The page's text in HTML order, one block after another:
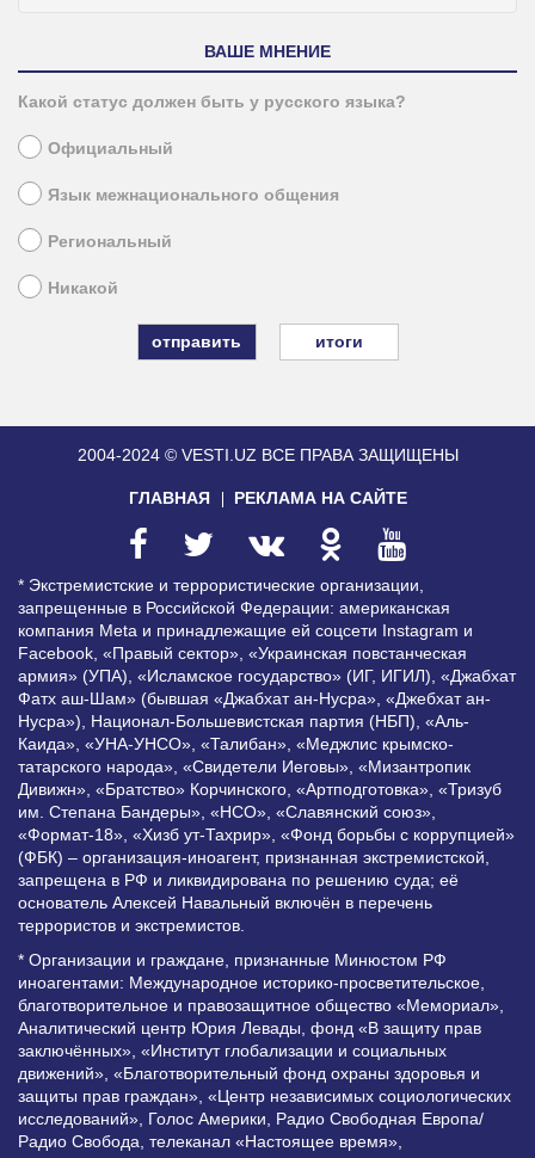
ВАШЕ МНЕНИЕ
Какой статус должен быть у русского языка?
Официальный
Язык межнационального общения
Региональный
Никакой
итоги
2004-2024 © VESTI.UZ ВСЕ ПРАВА ЗАЩИЩЕНЫ
ГЛАВНАЯ РЕКЛАМА НА САЙТЕ
* Экстремистские и террористические организации,
запрещенные в Российской Федерации: американская
компания Meta и принадлежащие ей соцсети Instagram и
Facebook, «Правый сектор», «Украинская повстанческая
армия» (УПА), «Исламское государство» (ИГ, ИГИЛ), «Джабхат
Фатх аш-Шам» (бывшая «Джабхат ан-Нусра», «Джебхат ан-
Нусра»), Национал-Большевистская партия (НБП), «Аль-
Каида», «УНА-УНСО», «Талибан», «Меджлис крымско-
татарского народа», «Свидетели Иеговы», «Мизантропик
Дивижн», «Братство» Корчинского, «Артподготовка», «Тризуб
им. Степана Бандеры», «НСО», «Славянский союз»,
«Формат-18», «Хизб ут-Тахрир», «Фонд борьбы с коррупцией»
(ФБК) – организация-иноагент, признанная экстремистской,
запрещена в РФ и ликвидирована по решению суда; её
основатель Алексей Навальный включён в перечень
террористов и экстремистов.
* Организации и граждане, признанные Минюстом РФ
иноагентами: Международное историко-просветительское,
благотворительное и правозащитное общество «Мемориал»,
Аналитический центр Юрия Левады, фонд «В защиту прав
заключённых», «Институт глобализации и социальных
движений», «Благотворительный фонд охраны здоровья и
защиты прав граждан», «Центр независимых социологических
исследований», Голос Америки, Радио Свободная Европа/
Радио Свобода, телеканал «Настоящее время»,